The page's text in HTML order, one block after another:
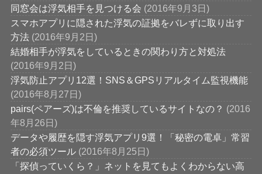
同窓会は浮気相手を見つける会 (2016年9月3日)
スマホアプリに隠された浮気の証拠をバレずに取り出す
方法 (2016年9月2日)
結婚相手が浮気をしているときの関わり方と対処法
(2016年9月2日)
浮気防止アプリ12選！SNS＆GPSリアルタイム監視機能
(2016年8月27日)
pairs(ペアーズ)は不倫を推奨しているサイトなの？ (2016
年8月26日)
データや履歴を隠す浮気アプリ9選！「秘密の電卓」常習
者の必須ツール (2016年8月25日)
「探偵っていくら？」ネットを見てもよくわからない高